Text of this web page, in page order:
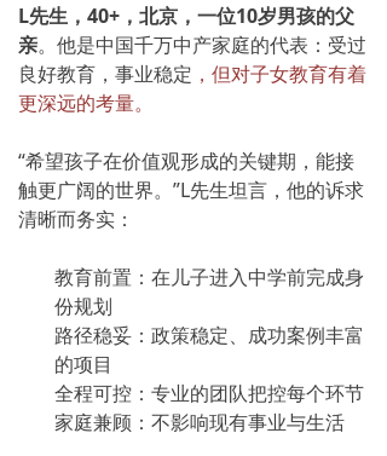
L先生，40+，北京，一位10岁男孩的父
亲。 他是中国千万中产家庭的代表：受过
良好教育，事业稳定 ，但对子女教育有着
更深远的考量。
“希望孩子在价值观形成的关键期，能接
触更广阔的世界。”L先生坦言，他的诉求
清晰而务实：
教育前置：在儿子进入中学前完成身
份规划
路径稳妥：政策稳定、成功案例丰富
的项目
全程可控：专业的团队把控每个环节
家庭兼顾：不影响现有事业与生活